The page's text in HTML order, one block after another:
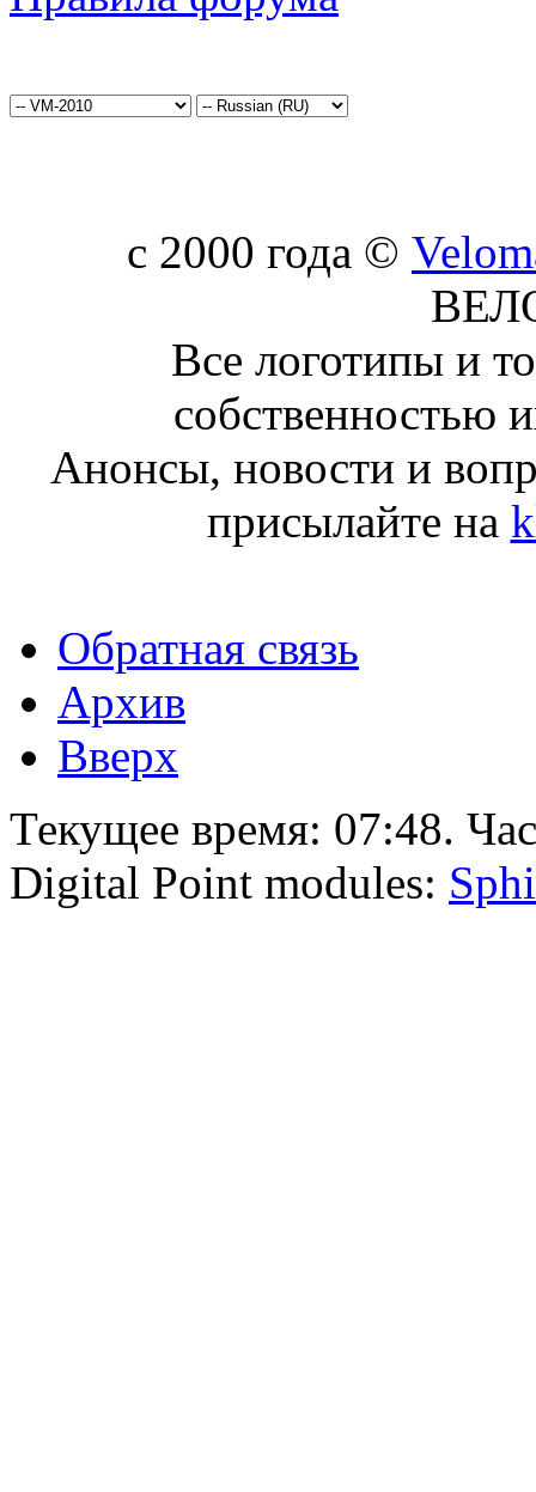
c 2000 года ©
Все логотипы и
собственностью
Анонсы, новости и
присылайте на
Обратная связь
Архив
Вверх
Текущее время: 07:48.
Digital Point modules: